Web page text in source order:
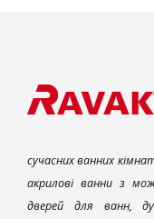
сучасних ванних
акрилові ванни з
дверей для ванн,